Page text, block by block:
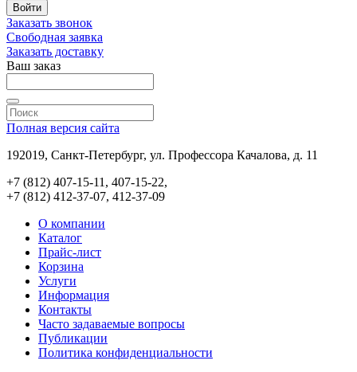
Войти
Заказать звонок
Свободная заявка
Заказать доставку
Ваш заказ
Полная версия сайта
192019, Санкт-Петербург, ул. Профессора Качалова, д. 11
+7 (812) 407-15-11, 407-15-22,
+7 (812) 412-37-07, 412-37-09
О компании
Каталог
Прайс-лист
Корзина
Услуги
Информация
Контакты
Часто задаваемые вопросы
Публикации
Политика конфиденциальности